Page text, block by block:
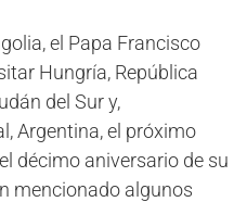
el Papa Francisco
Hungría, República
del Sur y,
Argentina, el próximo
décimo aniversario de su
mencionado algunos